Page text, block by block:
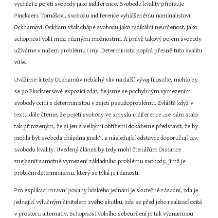
vychází z pojetí svobody jako indiference. Svobodu kvality připisuje
Pinckaers Tomášovi, svobodu indiference vyhlášenému nominalistovi
Ockhamovi. Ockham však chápe svobodu jako radikální neurčenost, jako
schopnost volit mezi různými možnostmi. A právě takový pojem svobody
užíváme v našem problému i my. Determinista popírá přesně tuto kvalitu
vůle.
Uvážíme-li tedy Ockhamův neblahý vliv na další vývoj filosofie, mohlo by
se po Pinckaersově expozici zdát, že jsme se pochybným vymezením
svobody ocitli s deterministou v zajetí pseudoproblému. Zvláště když v
textu dále čteme, že pojetí svobody ve smyslu indiference „se nám stalo
tak přirozeným, že si jen s velkými obtížemi dokážeme představit, že by
mohla být svoboda chápána jinak“, a následující odstavce doporučují tzv.
svobodu kvality. Uvedený článek by tedy mohl čtenářům Distance
znejasnit samotné vymezení základního problému svobody, jímž je
problém determinismu, který se týká její danosti.
Pro explikaci mravní povahy lidského jednání je skutečně zásadní, zda je
jednající výlučným činitelem svého skutku, zda se před jeho realizací ocitá
v prostoru alternativ. Schopnost volního sebeurčení je tak významnou